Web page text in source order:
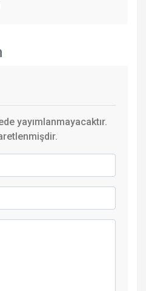
yayımlanmayacaktır.